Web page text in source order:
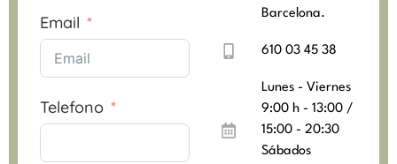
Email
Telefono
Barcelona.
610 03 45 38
Lunes - Viernes
9:00 h - 13:00 /
15:00 - 20:30
Sábados